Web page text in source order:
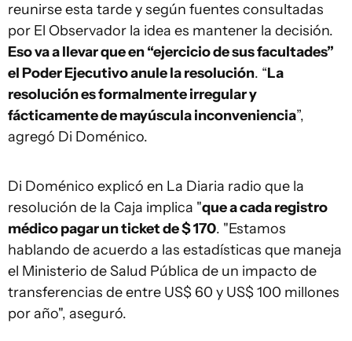
reunirse esta tarde y según fuentes consultadas
por El Observador la idea es mantener la decisión.
Eso va a llevar que en “ejercicio de sus facultades”
el Poder Ejecutivo anule la resolución. “La
resolución es formalmente irregular y
fácticamente de mayúscula inconveniencia”,
agregó Di Doménico.
Di Doménico explicó en La Diaria radio que la
resolución de la Caja implica "que a cada registro
médico pagar un ticket de $ 170. "Estamos
hablando de acuerdo a las estadísticas que maneja
el Ministerio de Salud Pública de un impacto de
transferencias de entre US$ 60 y US$ 100 millones
por año", aseguró.